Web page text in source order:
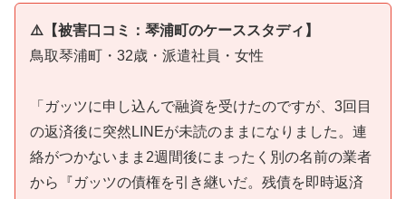
⚠️【被害口コミ：琴浦町のケーススタディ】
鳥取琴浦町・32歳・派遣社員・女性
「ガッツに申し込んで融資を受けたのですが、3回目
の返済後に突然LINEが未読のままになりました。連
絡がつかないまま2週間後にまったく別の名前の業者
から『ガッツの債権を引き継いだ。残債を即時返済